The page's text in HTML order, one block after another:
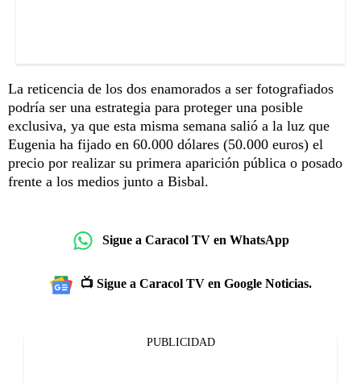
La reticencia de los dos enamorados a ser fotografiados
podría ser una estrategia para proteger una posible
exclusiva, ya que esta misma semana salió a la luz que
Eugenia ha fijado en 60.000 dólares (50.000 euros) el
precio por realizar su primera aparición pública o posado
frente a los medios junto a Bisbal.
Sigue a Caracol TV en WhatsApp
📺 Sigue a Caracol TV en Google Noticias.
PUBLICIDAD